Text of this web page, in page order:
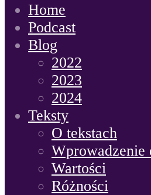
Home
Podcast
Blog
2022
2023
2024
Teksty
O tekstach
Wprowadzenie
Wartości
Różności